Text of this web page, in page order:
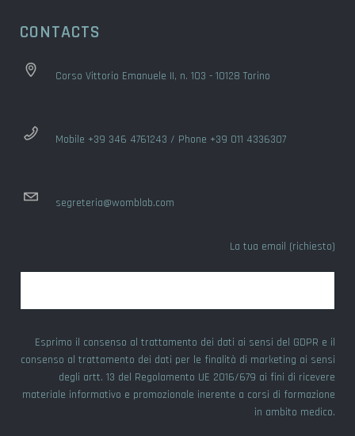
CONTACTS
Corso Vittorio Emanuele II, n. 103 - 10128 Torino
Mobile +39 346 4761243 / Phone +39 011 4336307
segreteria@womblab.com
La tua email (richiesto)
Esprimo il consenso al trattamento dei dati ai sensi del GDPR e il
consenso al trattamento dei dati per le finalità di marketing ai sensi
degli artt. 13 del Regolamento UE 2016/679 ai fini di ricevere
materiale informativo e promozionale inerente a corsi di formazione
in ambito medico.